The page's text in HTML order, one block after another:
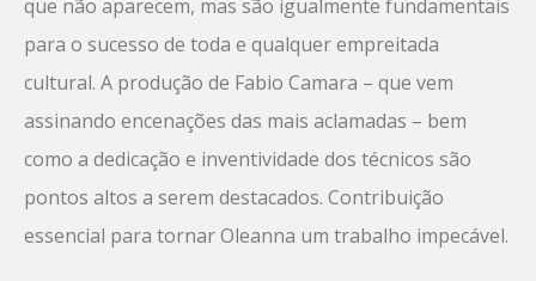
que não aparecem, mas são igualmente fundamentais
para o sucesso de toda e qualquer empreitada
cultural. A produção de Fabio Camara – que vem
assinando encenações das mais aclamadas – bem
como a dedicação e inventividade dos técnicos são
pontos altos a serem destacados. Contribuição
essencial para tornar Oleanna um trabalho impecável.